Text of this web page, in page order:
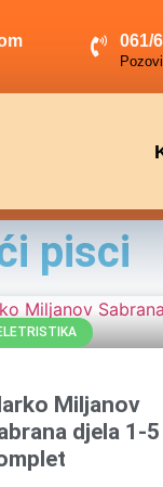
061/
pisci
Miljanov
djela 1-5